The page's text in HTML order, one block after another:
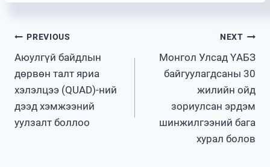
Post
navigation
PREVIOUS
Аюулгүй байдлын
дөрвөн талт яриа
хэлэлцээ (QUAD)-ний
дээд хэмжээний
уулзалт боллоо
NEXT
Монгол Улсад ҮАБЗ
байгуулагдсаны 30
жилийн ойд
зориулсан эрдэм
шинжилгээний бага
хурал болов